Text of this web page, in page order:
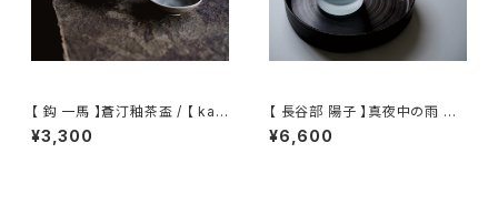
【 鈎 一馬 】蒼汀釉茶盃 / 【 kaz
uma magari 】Teacup
¥3,300
【 長谷部 陽子 】真夜中の雨 ロ
ックグラス / 【 Yoko Hasebe
】Whisky Tumbler
¥6,600